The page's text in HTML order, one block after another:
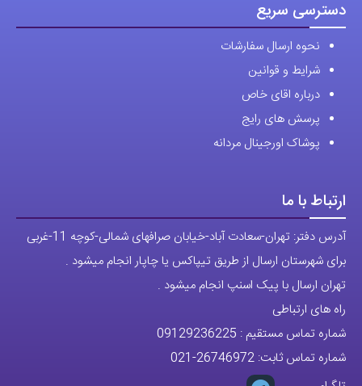
دسترسی سریع
نحوه ارسال سفارشات
شرایط و قوانین
درباره اقای خاص
پرسش های رایج
پوشاک اورجینال مردانه
ارتباط با ما
آدرس دفتر: تهران-سعادت آباد-خیابان صرافهای شمالی-کوچه 11-غربی
برای شهرستان ارسال از طریق تیپاکس یا چاپار انجام میشود .
تهران ارسال با پیک اسنپ انجام میشود .
راه های ارتباطی
شماره تماس مستقیم : 09129236225
شماره تماس ثابت: 26746972
-021